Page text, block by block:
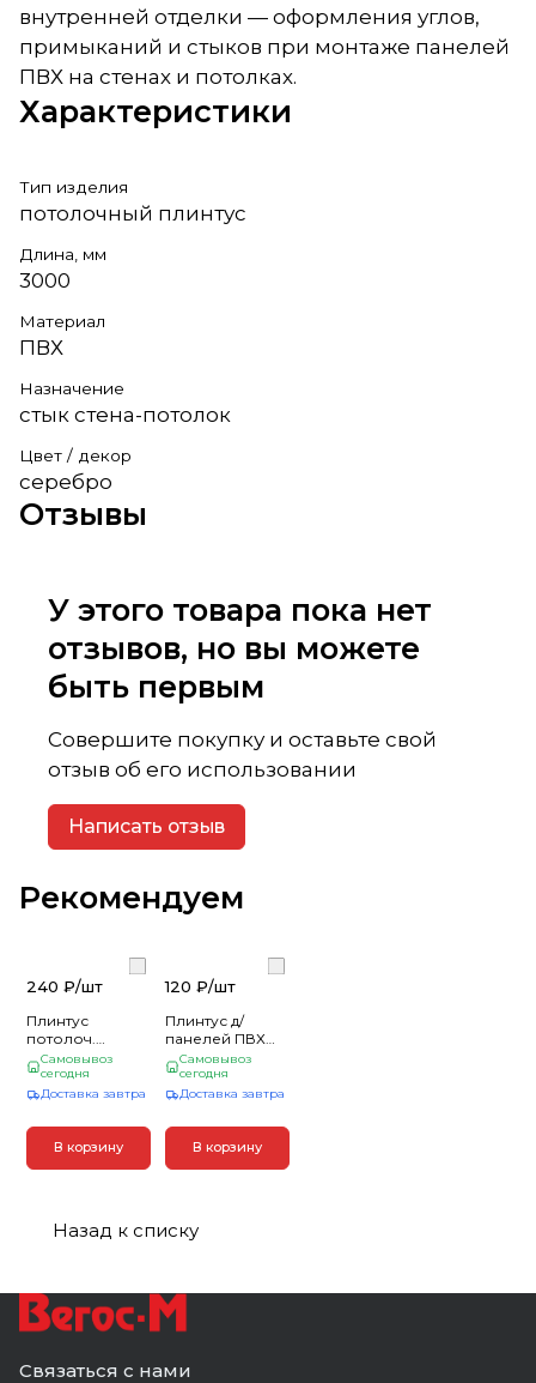
внутренней отделки — оформления углов,
примыканий и стыков при монтаже панелей
ПВХ на стенах и потолках.
Характеристики
Тип изделия
потолочный плинтус
Длина, мм
3000
Материал
ПВХ
Назначение
стык стена-потолок
Цвет / декор
серебро
Отзывы
У этого товара пока нет
отзывов, но вы можете
быть первым
Совершите покупку и оставьте свой
отзыв об его использовании
Написать отзыв
Рекомендуем
240 ₽/шт
Плинтус
потолоч.
золото д/я ПВХ
панелей (30)
Самовывоз
сегодня
Доставка завтра
В корзину
120 ₽/шт
Плинтус д/
панелей ПВХ
(30 шт) (галтель)
Самовывоз
сегодня
Доставка завтра
В корзину
Назад к списку
Связаться с нами